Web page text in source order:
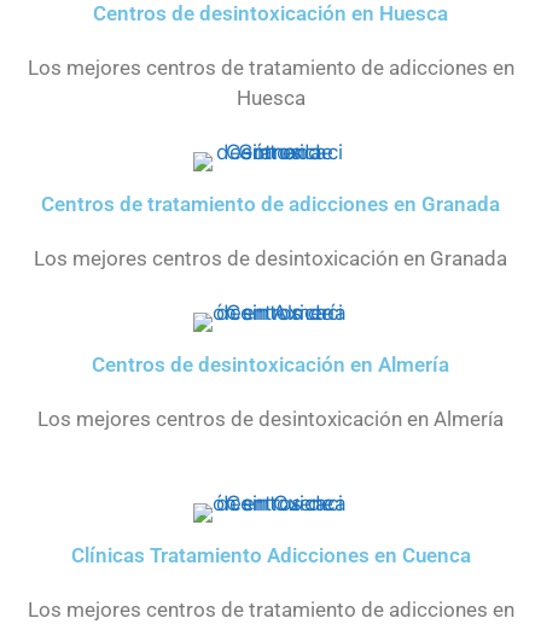
Centros de desintoxicación en Huesca
Los mejores centros de tratamiento de adicciones en
Huesca
Centros de tratamiento de adicciones en Granada
Los mejores centros de desintoxicación en Granada
Centros de desintoxicación en Almería
Los mejores centros de desintoxicación en Almería
Clínicas Tratamiento Adicciones en Cuenca
Los mejores centros de tratamiento de adicciones en